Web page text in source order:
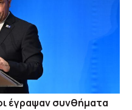
έγραψαν συνθήματα